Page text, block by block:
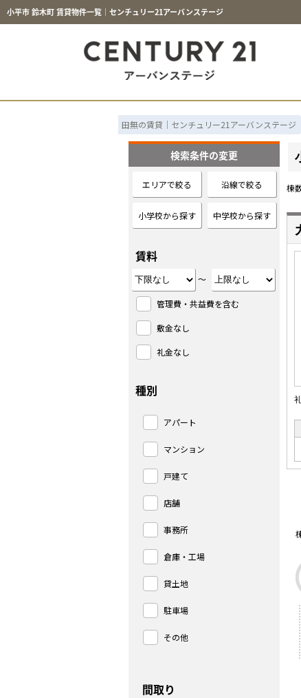
小平市 鈴木町 賃貸物件一覧｜センチュリー21アーバンステージ
田無の賃貸｜センチュリー21アーバンステージ
棟
検索条件の変更
エリアで絞る 沿線で絞る
小学校から探す 中学校から探す
賃料
～
管理費・共益費を含む
敷金なし
礼金なし
種別
アパート
マンション
戸建て
店舗
事務所
倉庫・工場
貸土地
駐車場
その他
間取り